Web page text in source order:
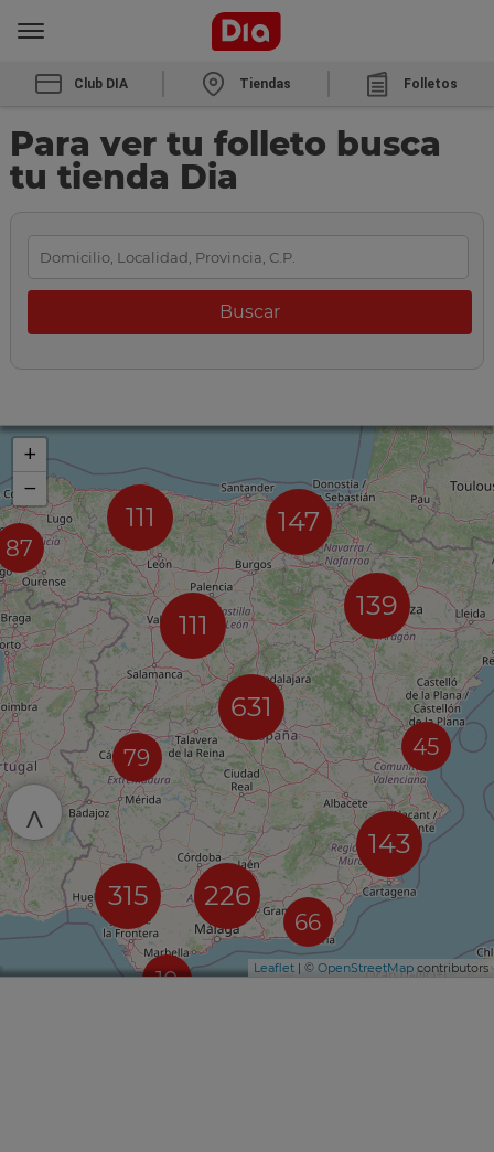
Club DIA Tiendas Folletos
Para ver tu folleto busca
tu tienda Dia
87
111 147
111
79
631
10
226
315
139
66
45
143
+
−
Leaflet | © OpenStreetMap contributors
^